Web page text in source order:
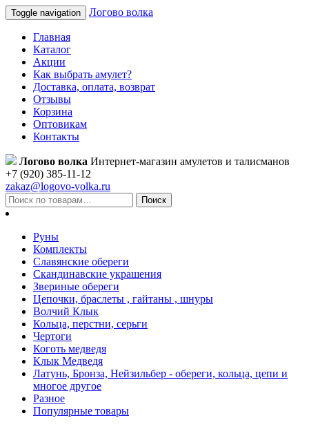
Toggle navigation Логово волка
Главная
Каталог
Акции
Как выбрать амулет?
Доставка, оплата, возврат
Отзывы
Корзина
Оптовикам
Контакты
Логово волка Интернет-магазин амулетов и талисманов
+7 (920) 385-11-12
zakaz@logovo-volka.ru
Поиск
Руны
Комплекты
Славянские обереги
Скандинавские украшения
Звериные обереги
Цепочки, браслеты , гайтаны , шнуры
Волчий Клык
Кольца, перстни, серьги
Чертоги
Коготь медведя
Клык Медведя
Латунь, Бронза, Нейзильбер - обереги, кольца, цепи и
многое другое
Разное
Популярные товары